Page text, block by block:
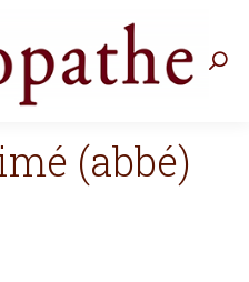
(abbé)